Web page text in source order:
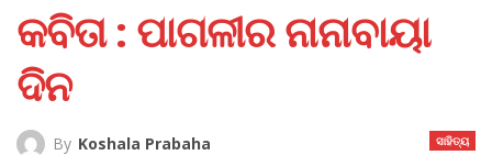
କବିତା : ପାଗଳୀର ନାନାବାୟା
ଦିନ
ସାହିତ୍ୟ
By Koshala Prabaha